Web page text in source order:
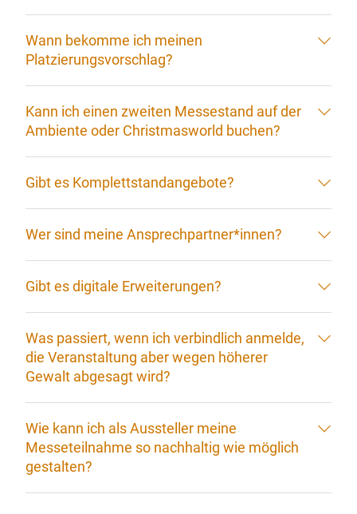
Wann bekomme ich meinen
Platzierungsvorschlag?
Kann ich einen zweiten Messestand auf der
Ambiente oder Christmasworld buchen?
Gibt es Komplettstandangebote?
Wer sind meine Ansprechpartner*innen?
Gibt es digitale Erweiterungen?
Was passiert, wenn ich verbindlich anmelde,
die Veranstaltung aber wegen höherer
Gewalt abgesagt wird?
Wie kann ich als Aussteller meine
Messeteilnahme so nachhaltig wie möglich
gestalten?